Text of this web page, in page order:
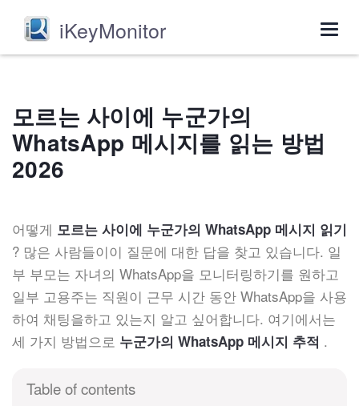
iKeyMonitor
모르는 사이에 누군가의
WhatsApp 메시지를 읽는 방법
2026
어떻게 모르는 사이에 누군가의 WhatsApp 메시지 읽기
? 많은 사람들이이 질문에 대한 답을 찾고 있습니다. 일
부 부모는 자녀의 WhatsApp을 모니터링하기를 원하고
일부 고용주는 직원이 근무 시간 동안 WhatsApp을 사용
하여 채팅을하고 있는지 알고 싶어합니다. 여기에서는
세 가지 방법으로 누군가의 WhatsApp 메시지 추적 .
Table of contents